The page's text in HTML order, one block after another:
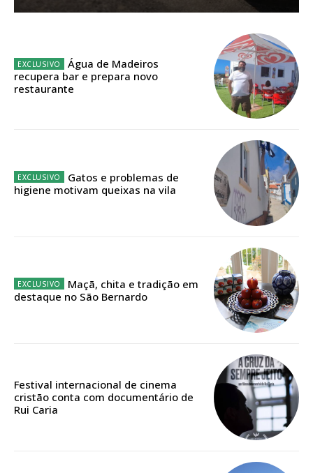
Escolha o plano de assinatura desejado:
32€
Edição em papel entregue à Quinta-feira em sua
casa
Acesso ao conteúdo online
Acesso aos conteúdos Exclusivos para
Escolha o plano
Água de Madeiros
recupera bar e prepara novo
restaurante
Gatos e problemas de
higiene motivam queixas na vila
Maçã, chita e tradição em
destaque no São Bernardo
Festival internacional de cinema
cristão conta com documentário de
Rui Caria